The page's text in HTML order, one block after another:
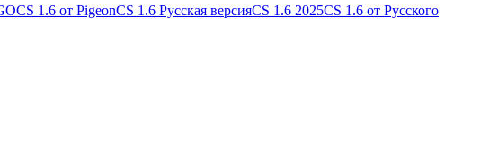
CS 1.6 от PigeonCS 1.6 Русская версияCS 1.6 2025CS 1.6 от Русского